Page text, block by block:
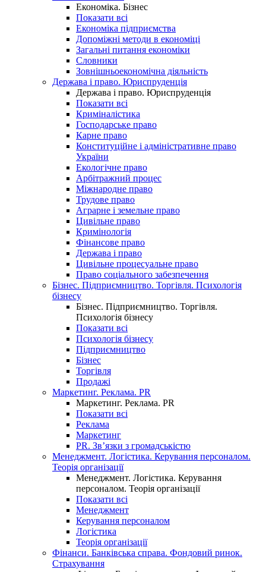
Економіка. Бізнес
Показати всі
Економіка підприємства
Допоміжні методи в економіці
Загальні питання економіки
Словники
Зовнішньоекономічна діяльність
Держава і право. Юриспруденція
Держава і право. Юриспруденція
Показати всі
Криміналістика
Господарське право
Карне право
Конституційне і адміністративне право
України
Екологічне право
Арбітражний процес
Міжнародне право
Трудове право
Аграрне і земельне право
Цивільне право
Кримінологія
Фінансове право
Держава і право
Цивільне процесуальне право
Право соціального забезпечення
Бізнес. Підприємництво. Торгівля. Психологія
бізнесу
Бізнес. Підприємництво. Торгівля.
Психологія бізнесу
Показати всі
Психологія бізнесу
Підприємництво
Бізнес
Торгівля
Продажі
Маркетинг. Реклама. PR
Маркетинг. Реклама. PR
Показати всі
Реклама
Маркетинг
PR. Зв’язки з громадськістю
Менеджмент. Логістика. Керування персоналом.
Теорія організації
Менеджмент. Логістика. Керування
персоналом. Теорія організації
Показати всі
Менеджмент
Керування персоналом
Логістика
Теорія організації
Фінанси. Банківська справа. Фондовий ринок.
Страхування